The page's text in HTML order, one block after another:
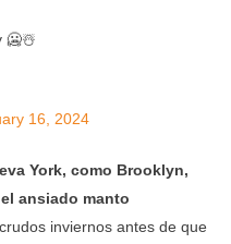
🥶☃️
16, 2024
York, como Brooklyn,
ansiado manto
inviernos antes de que